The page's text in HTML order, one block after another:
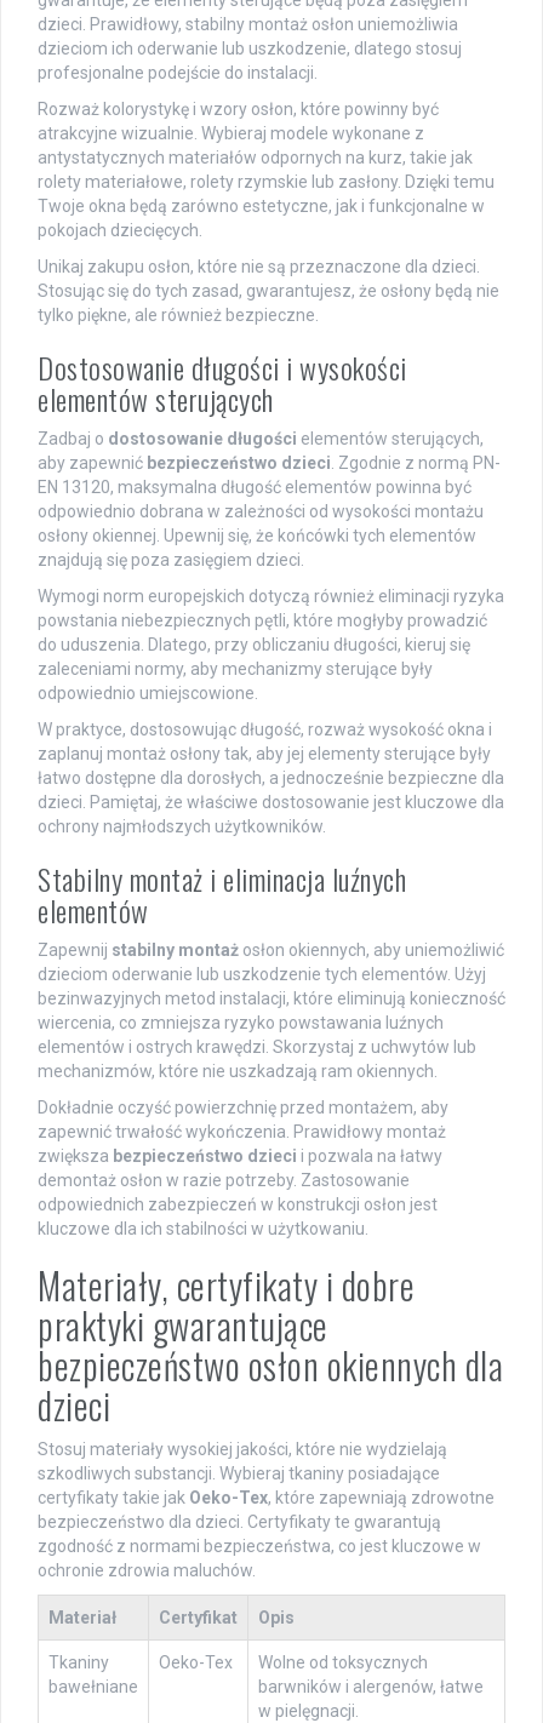
dzieci. Prawidłowy, stabilny montaż osłon uniemożliwia
dzieciom ich oderwanie lub uszkodzenie, dlatego stosuj
profesjonalne podejście do instalacji.
Rozważ kolorystykę i wzory osłon, które powinny być
atrakcyjne wizualnie. Wybieraj modele wykonane z
antystatycznych materiałów odpornych na kurz, takie jak
rolety materiałowe, rolety rzymskie lub zasłony. Dzięki temu
Twoje okna będą zarówno estetyczne, jak i funkcjonalne w
pokojach dziecięcych.
Unikaj zakupu osłon, które nie są przeznaczone dla dzieci.
Stosując się do tych zasad, gwarantujesz, że osłony będą nie
tylko piękne, ale również bezpieczne.
Dostosowanie długości i wysokości
elementów sterujących
Zadbaj o dostosowanie długości elementów sterujących,
aby zapewnić bezpieczeństwo dzieci . Zgodnie z normą PN-
EN 13120, maksymalna długość elementów powinna być
odpowiednio dobrana w zależności od wysokości montażu
osłony okiennej. Upewnij się, że końcówki tych elementów
znajdują się poza zasięgiem dzieci.
Wymogi norm europejskich dotyczą również eliminacji ryzyka
powstania niebezpiecznych pętli, które mogłyby prowadzić
do uduszenia. Dlatego, przy obliczaniu długości, kieruj się
zaleceniami normy, aby mechanizmy sterujące były
odpowiednio umiejscowione.
W praktyce, dostosowując długość, rozważ wysokość okna i
zaplanuj montaż osłony tak, aby jej elementy sterujące były
łatwo dostępne dla dorosłych, a jednocześnie bezpieczne dla
dzieci. Pamiętaj, że właściwe dostosowanie jest kluczowe dla
ochrony najmłodszych użytkowników.
Stabilny montaż i eliminacja luźnych
elementów
Zapewnij stabilny montaż osłon okiennych, aby uniemożliwić
dzieciom oderwanie lub uszkodzenie tych elementów. Użyj
bezinwazyjnych metod instalacji, które eliminują konieczność
wiercenia, co zmniejsza ryzyko powstawania luźnych
elementów i ostrych krawędzi. Skorzystaj z uchwytów lub
mechanizmów, które nie uszkadzają ram okiennych.
Dokładnie oczyść powierzchnię przed montażem, aby
zapewnić trwałość wykończenia. Prawidłowy montaż
zwiększa bezpieczeństwo dzieci i pozwala na łatwy
demontaż osłon w razie potrzeby. Zastosowanie
odpowiednich zabezpieczeń w konstrukcji osłon jest
kluczowe dla ich stabilności w użytkowaniu.
Materiały, certyfikaty i dobre
praktyki gwarantujące
bezpieczeństwo osłon okiennych dla
dzieci
Stosuj materiały wysokiej jakości, które nie wydzielają
szkodliwych substancji. Wybieraj tkaniny posiadające
certyfikaty takie jak Oeko-Tex, które zapewniają zdrowotne
bezpieczeństwo dla dzieci. Certyfikaty te gwarantują
zgodność z normami bezpieczeństwa, co jest kluczowe w
ochronie zdrowia maluchów.
Materiał Certyfikat Opis
Tkaniny
bawełniane
Oeko-Tex
Wolne od toksycznych
barwników i alergenów, łatwe
w pielęgnacji.